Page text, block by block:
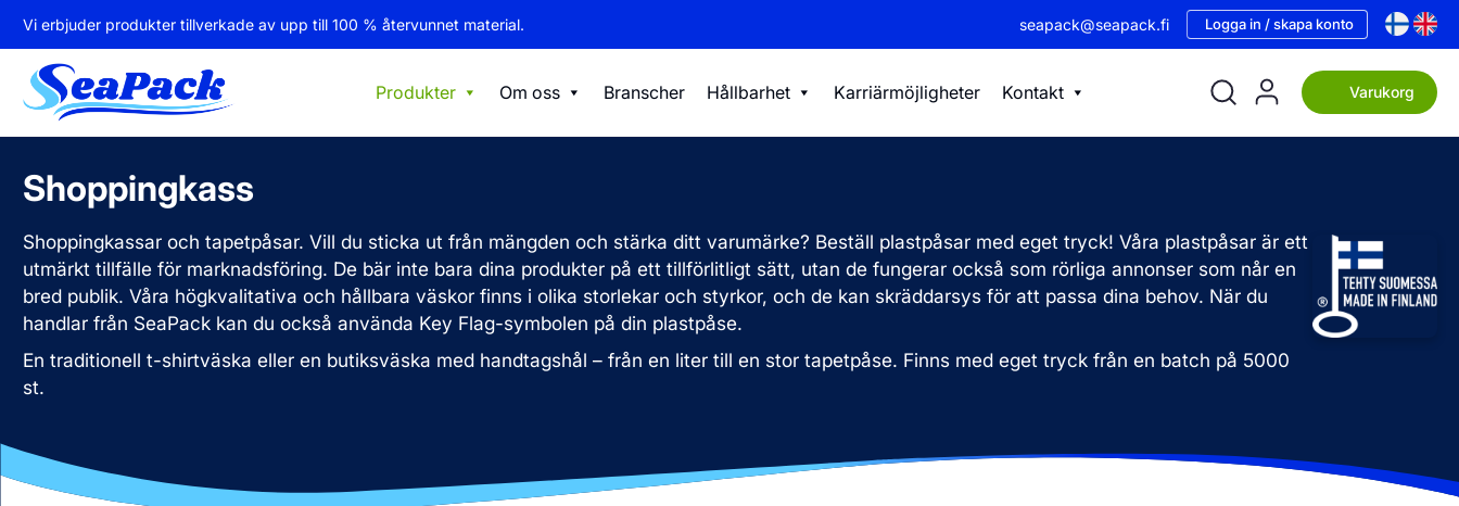
Vi erbjuder produkter tillverkade av upp till 100 % återvunnet material. seapack@seapack.fi Logga in / skapa konto
Produkter Om oss Branscher Hållbarhet Karriärmöjligheter Kontakt Varukorg
Shoppingkass
Shoppingkassar och tapetpåsar. Vill du sticka ut från mängden och stärka ditt varumärke? Beställ plastpåsar med eget tryck! Våra plastpåsar är ett
utmärkt tillfälle för marknadsföring. De bär inte bara dina produkter på ett tillförlitligt sätt, utan de fungerar också som rörliga annonser som når en
bred publik. Våra högkvalitativa och hållbara väskor finns i olika storlekar och styrkor, och de kan skräddarsys för att passa dina behov. När du
handlar från SeaPack kan du också använda Key Flag-symbolen på din plastpåse.
En traditionell t-shirtväska eller en butiksväska med handtagshål – från en liter till en stor tapetpåse. Finns med eget tryck från en batch på 5000
st.